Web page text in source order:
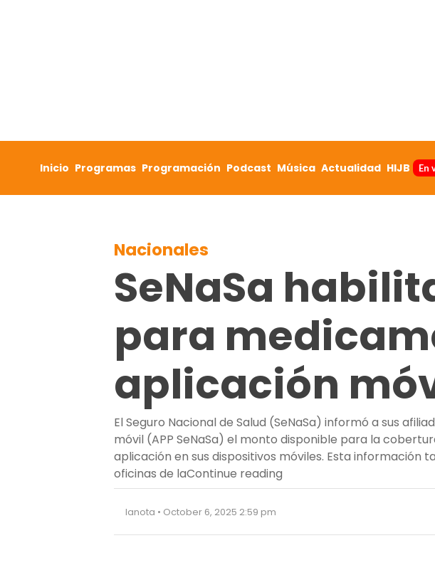
Inicio Programas Programación Podcast Música Actualidad HIJB En
Nacionales
SeNaSa
para
aplicación
El Seguro Nacional de Salud (SeNaSa) informó a sus
móvil (APP SeNaSa) el monto disponible para la
aplicación en sus dispositivos móviles. Esta
oficinas de laContinue reading
lanota • October 6, 2025 2:59 pm